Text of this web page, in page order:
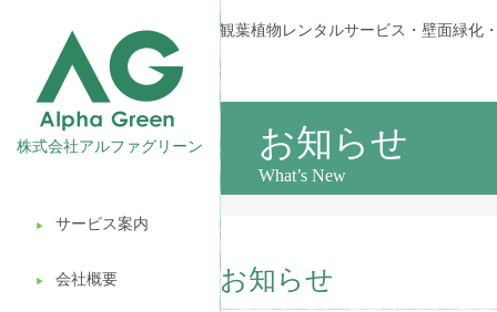
株式会社アルファグリーン
▶︎ サービス案内
▶︎ 会社概要
観葉植物レンタル
壁面緑化
観葉植物レンタルサービス・壁面緑化
お知らせ
What’s New
お知らせ